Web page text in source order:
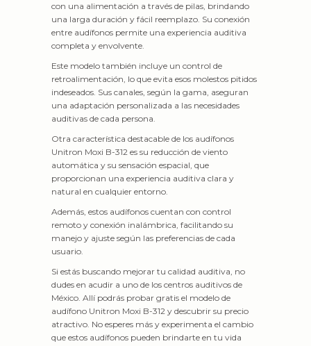
con una alimentación a través de pilas, brindando
una larga duración y fácil reemplazo. Su conexión
entre audífonos permite una experiencia auditiva
completa y envolvente.
Este modelo también incluye un control de
retroalimentación, lo que evita esos molestos pitidos
indeseados. Sus canales, según la gama, aseguran
una adaptación personalizada a las necesidades
auditivas de cada persona.
Otra característica destacable de los audífonos
Unitron Moxi B-312 es su reducción de viento
automática y su sensación espacial, que
proporcionan una experiencia auditiva clara y
natural en cualquier entorno.
Además, estos audífonos cuentan con control
remoto y conexión inalámbrica, facilitando su
manejo y ajuste según las preferencias de cada
usuario.
Si estás buscando mejorar tu calidad auditiva, no
dudes en acudir a uno de los centros auditivos de
México. Allí podrás probar gratis el modelo de
audífono Unitron Moxi B-312 y descubrir su precio
atractivo. No esperes más y experimenta el cambio
que estos audífonos pueden brindarte en tu vida